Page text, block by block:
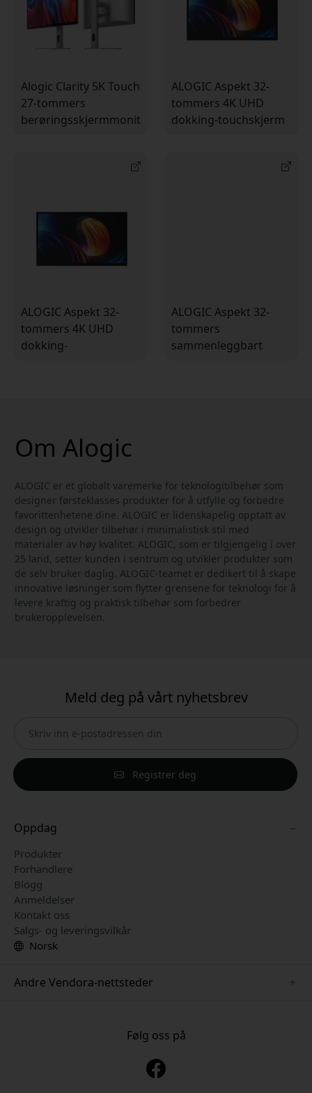
Alogic Clarity 5K Touch
27-tommers
berøringsskjermmonitor
ALOGIC Aspekt 32-
tommers 4K UHD
dokking-touchskjerm
ALOGIC Aspekt 32-
tommers 4K UHD
dokking-
ALOGIC Aspekt 32-
tommers
sammenleggbart
Om Alogic
ALOGIC er et globalt varemerke for teknologitilbehør som
designer førsteklasses produkter for å utfylle og forbedre
favorittenhetene dine. ALOGIC er lidenskapelig opptatt av
design og utvikler tilbehør i minimalistisk stil med
materialer av høy kvalitet. ALOGIC, som er tilgjengelig i over
25 land, setter kunden i sentrum og utvikler produkter som
de selv bruker daglig. ALOGIC-teamet er dedikert til å skape
innovative løsninger som flytter grensene for teknologi for å
levere kraftig og praktisk tilbehør som forbedrer
brukeropplevelsen.
Meld deg på vårt nyhetsbrev
Registrer deg
Oppdag
Produkter
Forhandlere
Blogg
Anmeldelser
Kontakt oss
Salgs- og leveringsvilkår
Norsk
Andre Vendora-nettsteder
www.nordicsmartlight.seFølg oss på